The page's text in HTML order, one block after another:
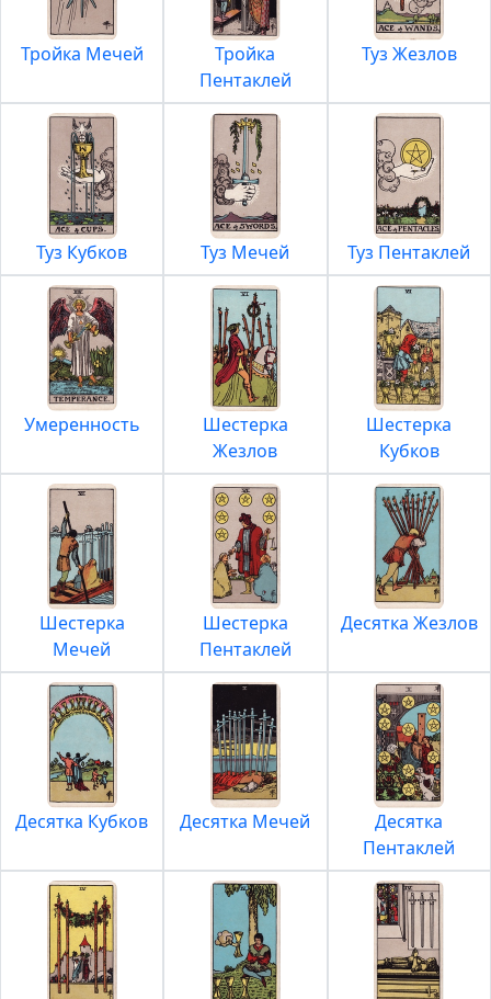
Тройка Мечей
Тройка
Пентаклей
Туз Жезлов
Туз Кубков Туз Мечей Туз Пентаклей
Умеренность
Шестерка
Жезлов
Шестерка
Кубков
Шестерка
Мечей
Шестерка
Пентаклей
Десятка Жезлов
Десятка Кубков Десятка Мечей
Десятка
Пентаклей